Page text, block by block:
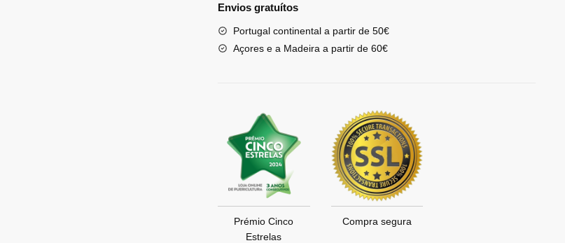
Envios gratuítos
Portugal continental a partir de 50€
Açores e a Madeira a partir de 60€
Prémio Cinco
Estrelas
Compra segura